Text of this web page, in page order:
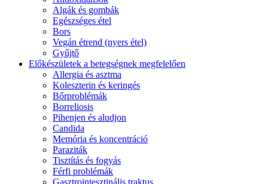
Algák és gombák
Egészséges étel
Bors
Vegán étrend (nyers étel)
Gyűjtő
Előkészületek a betegségnek megfelelően
Allergia és asztma
Koleszterin és keringés
Bőrproblémák
Borreliosis
Pihenjen és aludjon
Candida
Memória és koncentráció
Paraziták
Tisztítás és fogyás
Férfi problémák
Gasztrointesztinális traktus